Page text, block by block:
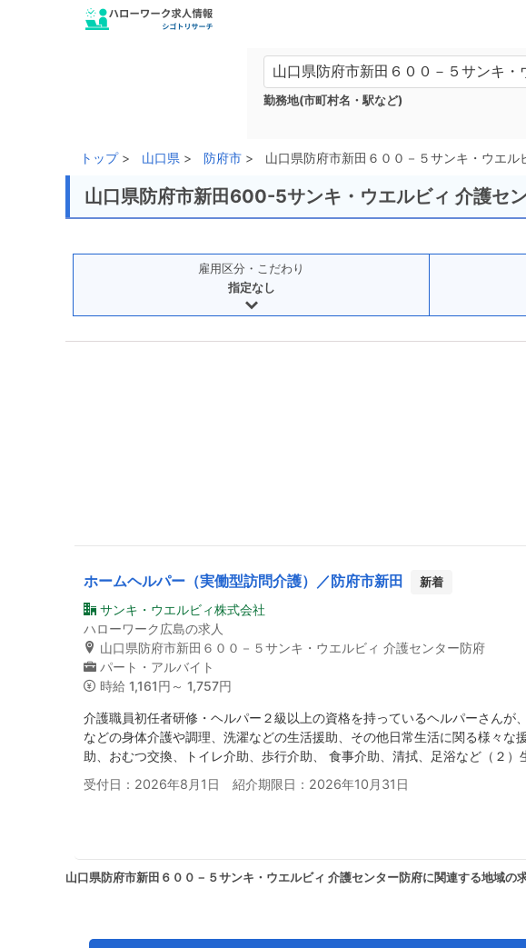
勤務地(市町村名・駅など)
トップ 山口県 防府市 山口県防府市新田６００－５サンキ・ウエル
山口県防府市新田600-5サンキ・ウエルビィ 介護セ
雇用区分・こだわり
指定なし
ホームヘルパー（実働型訪問介護）／防府市新田 新着
サンキ・ウエルビィ株式会社
ハローワーク広島の求人
山口県防府市新田６００－５サンキ・ウエルビィ 介護センター防府
パート・アルバイト
時給 1,161円～ 1,757円
介護職員初任者研修・ヘルパー２級以上の資格を持っているヘルパーさんが
などの身体介護や調理、洗濯などの生活援助、その他日常生活に関る様々な
助、おむつ交換、トイレ介助、歩行介助、 食事介助、清拭、足浴など（２
受付日：2026年8月1日 紹介期限日：2026年10月31日
山口県防府市新田６００－５サンキ・ウエルビィ 介護センター防府に関連する地域の